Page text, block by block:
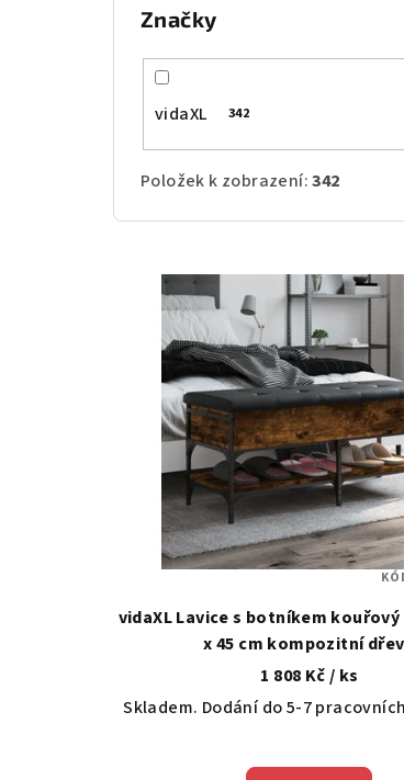
Značky
vidaXL 342
Položek k zobrazení:342
d
k
vidaXL Lavice s botníkem kouřový
x 45 cm kompozitní
1 808 Kč/ ks
Skladem. Dodání do 5-7